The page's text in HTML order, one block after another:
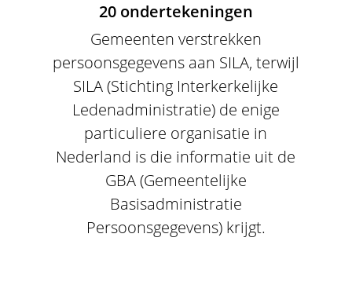
20 ondertekeningen
Gemeenten verstrekken
persoonsgegevens aan SILA, terwijl
SILA (Stichting Interkerkelijke
Ledenadministratie) de enige
particuliere organisatie in
Nederland is die informatie uit de
GBA (Gemeentelijke
Basisadministratie
Persoonsgegevens) krijgt.